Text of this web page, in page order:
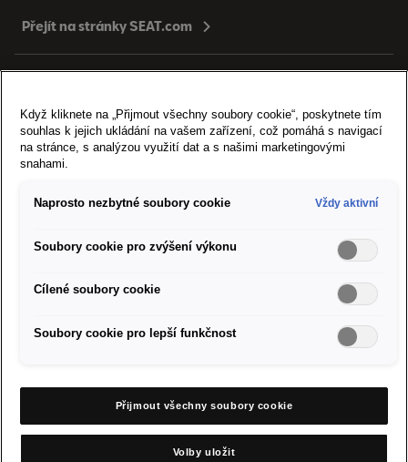
Přejít na stránky SEAT.com
Prodej vozů SEAT
Když kliknete na „Přijmout všechny soubory cookie“, poskytnete tím
souhlas k jejich ukládání na vašem zařízení, což pomáhá s navigací
na stránce, s analýzou využití dat a s našimi marketingovými
snahami.
Naprosto nezbytné soubory cookie Vždy aktivní
Soubory cookie pro zvýšení výkonu
Cílené soubory cookie
Soubory cookie pro lepší funkčnost
Přijmout všechny soubory cookie
Volby uložit